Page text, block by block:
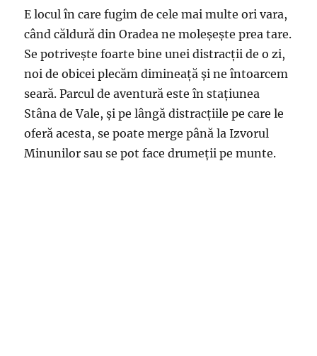
E locul în care fugim de cele mai multe ori vara,
când căldură din Oradea ne moleșește prea tare.
Se potrivește foarte bine unei distracții de o zi,
noi de obicei plecăm dimineață și ne întoarcem
seară. Parcul de aventură este în stațiunea
Stâna de Vale, și pe lângă distracțiile pe care le
oferă acesta, se poate merge până la Izvorul
Minunilor sau se pot face drumeții pe munte.